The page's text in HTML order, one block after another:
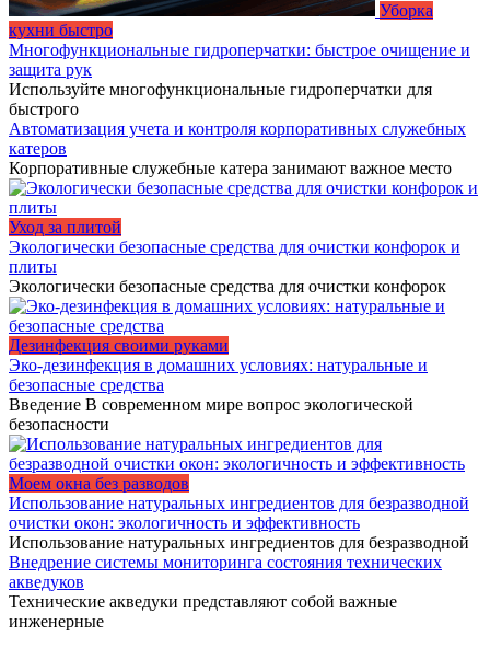
Уборка
кухни быстро
Многофункциональные гидроперчатки: быстрое очищение и
защита рук
Используйте многофункциональные гидроперчатки для
быстрого
Автоматизация учета и контроля корпоративных служебных
катеров
Корпоративные служебные катера занимают важное место
Уход за плитой
Экологически безопасные средства для очистки конфорок и
плиты
Экологически безопасные средства для очистки конфорок
Дезинфекция своими руками
Эко-дезинфекция в домашних условиях: натуральные и
безопасные средства
Введение В современном мире вопрос экологической
безопасности
Моем окна без разводов
Использование натуральных ингредиентов для безразводной
очистки окон: экологичность и эффективность
Использование натуральных ингредиентов для безразводной
Внедрение системы мониторинга состояния технических
акведуков
Технические акведуки представляют собой важные
инженерные